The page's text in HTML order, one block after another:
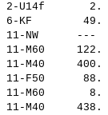
2-U14f       2.
6-KF        49.
11-NW      ---
11-M60     122.
11-M40     400.
11-F50      88.
11-M60       8.
11-M40     438.